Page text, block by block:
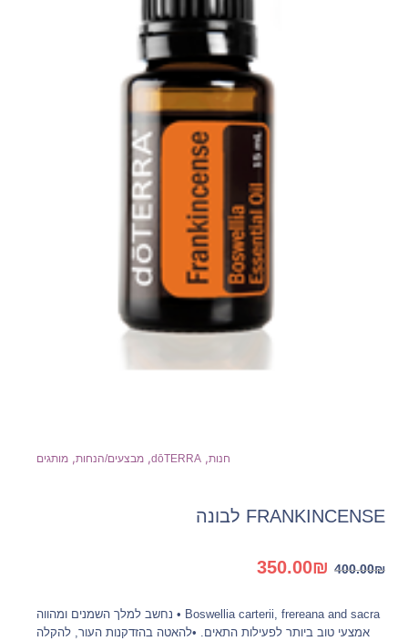
חנות,
dōTERRA
, מבצעים/הנחות, מותגים
FRANKINCENSE לבונה
400.00₪
המחיר
400.00₪.
350.00₪
350.00₪.
Boswellia carterii, frereana and sacra • נחשב למלך השמנים ומהווה
אמצעי טוב ביותר לפעילות התאים. •להאטה בהזדקנות העור, להקלה